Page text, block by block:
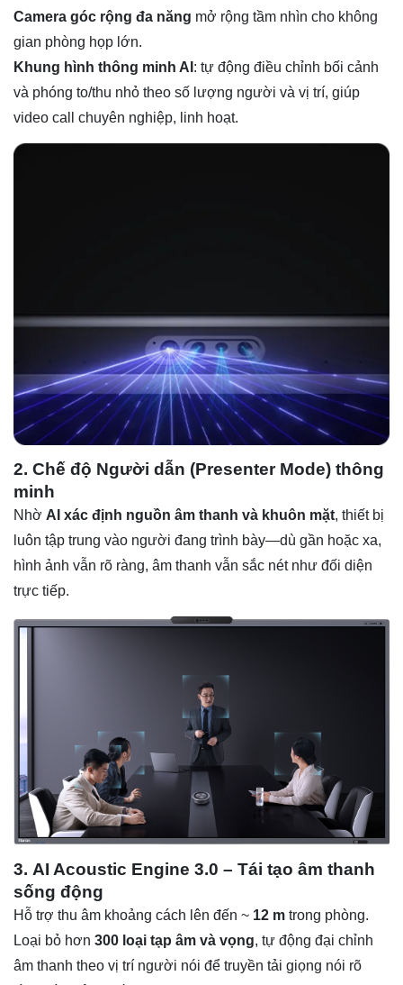
Camera góc rộng đa năng mở rộng tầm nhìn cho không
gian phòng họp lớn.
Khung hình thông minh AI : tự động điều chỉnh bối cảnh
và phóng to/thu nhỏ theo số lượng người và vị trí, giúp
video call chuyên nghiệp, linh hoạt.
2. Chế độ Người dẫn (Presenter Mode) thông
minh
Nhờ AI xác định nguồn âm thanh và khuôn mặt, thiết bị
luôn tập trung vào người đang trình bày—dù gần hoặc xa,
hình ảnh vẫn rõ ràng, âm thanh vẫn sắc nét như đối diện
trực tiếp.
3. AI Acoustic Engine 3.0 – Tái tạo âm thanh
sống động
Hỗ trợ thu âm khoảng cách lên đến ~ 12 m trong phòng.
Loại bỏ hơn 300 loại tạp âm và vọng, tự động đại chỉnh
âm thanh theo vị trí người nói để truyền tải giọng nói rõ